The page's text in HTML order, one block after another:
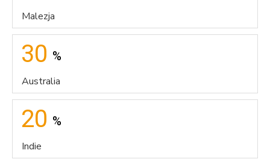
Malezja
30 %
Australia
20 %
Indie